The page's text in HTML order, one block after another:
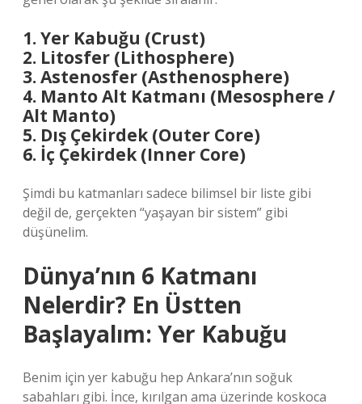
1. Yer Kabuğu (Crust)
2. Litosfer (Lithosphere)
3. Astenosfer (Asthenosphere)
4. Manto Alt Katmanı (Mesosphere /
Alt Manto)
5. Dış Çekirdek (Outer Core)
6. İç Çekirdek (Inner Core)
Şimdi bu katmanları sadece bilimsel bir liste gibi
değil de, gerçekten “yaşayan bir sistem” gibi
düşünelim.
Dünya’nın 6 Katmanı
Nelerdir? En Üstten
Başlayalım: Yer Kabuğu
Benim için yer kabuğu hep Ankara’nın soğuk
sabahları gibi. İnce, kırılgan ama üzerinde koskoca